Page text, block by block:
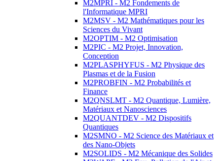
M2MPRI - M2 Fondements de
l'Informatique MPRI
M2MSV - M2 Mathématiques pour les
Sciences du Vivant
M2OPTIM - M2 Optimisation
M2PIC - M2 Projet, Innovation,
Conception
M2PLASPHYFUS - M2 Physique des
Plasmas et de la Fusion
M2PROBFIN - M2 Probabilités et
Finance
M2QNSLMT - M2 Quantique, Lumière,
Matériaux et Nanosciences
M2QUANTDEV - M2 Dispositifs
Quantiques
M2SMNO - M2 Science des Matériaux et
des Nano-Objets
M2SOLIDS - M2 Mécanique des Solides